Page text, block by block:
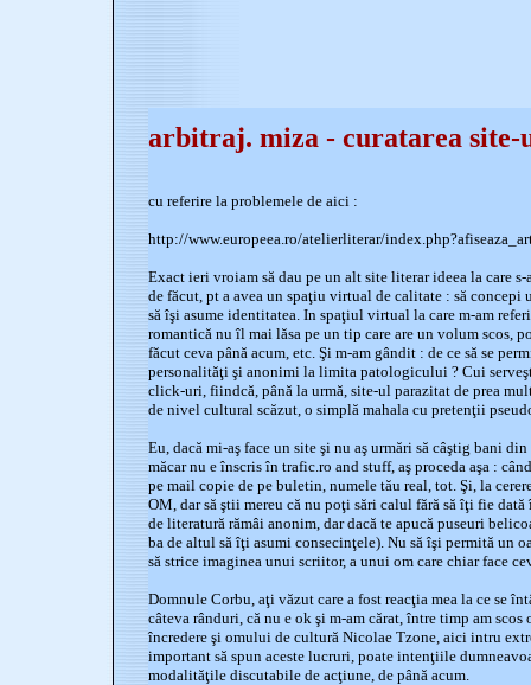
arbitraj. miza - curatarea site-
cu referire la problemele de aici :
http://www.europeea.ro/atelierliterar/
Exact ieri vroiam să dau pe un alt site literar ideea la care
de făcut, pt a avea un spaţiu virtual de calitate : să concepi
să îşi asume identitatea. In spaţiul virtual la care m-am
romantică nu îl mai lăsa pe un tip care are un volum scos,
făcut ceva până acum, etc. Şi m-am gândit : de ce să se
personalităţi şi anonimi la limita patologicului ? Cui
click-uri, fiindcă, până la urmă, site-ul parazitat de prea
de nivel cultural scăzut, o simplă mahala cu pretenţii
Eu, dacă mi-aş face un site şi nu aş urmări să câştig bani
măcar nu e înscris în trafic.ro and stuff, aş proceda aşa :
pe mail copie de pe buletin, numele tău real, tot. Şi, la
OM, dar să ştii mereu că nu poţi sări calul fără să îţi fie
de literatură rămâi anonim, dar dacă te apucă puseuri
ba de altul să îţi asumi consecinţele). Nu să îşi permită un
să strice imaginea unui scriitor, a unui om care chiar face
Domnule Corbu, aţi văzut care a fost reacţia mea la ce se
câteva rânduri, că nu e ok şi m-am cărat, între timp am
încredere şi omului de cultură Nicolae Tzone, aici intru
important să spun aceste lucruri, poate intenţiile
modalităţile discutabile de acţiune, de până acum.